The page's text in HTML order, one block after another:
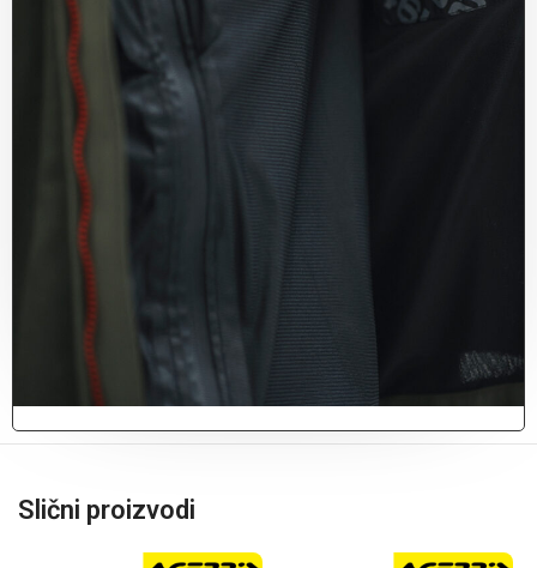
Slični proizvodi